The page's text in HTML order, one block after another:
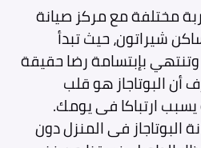
مختلفة مع مركز صيانة
شيراتون، حيث تبدأ
بإبتسامة رضا حقيقة
أن البوتاجاز هو قلب
ارتباكا فى يومك.
البوتاجاز فى المنزل دون